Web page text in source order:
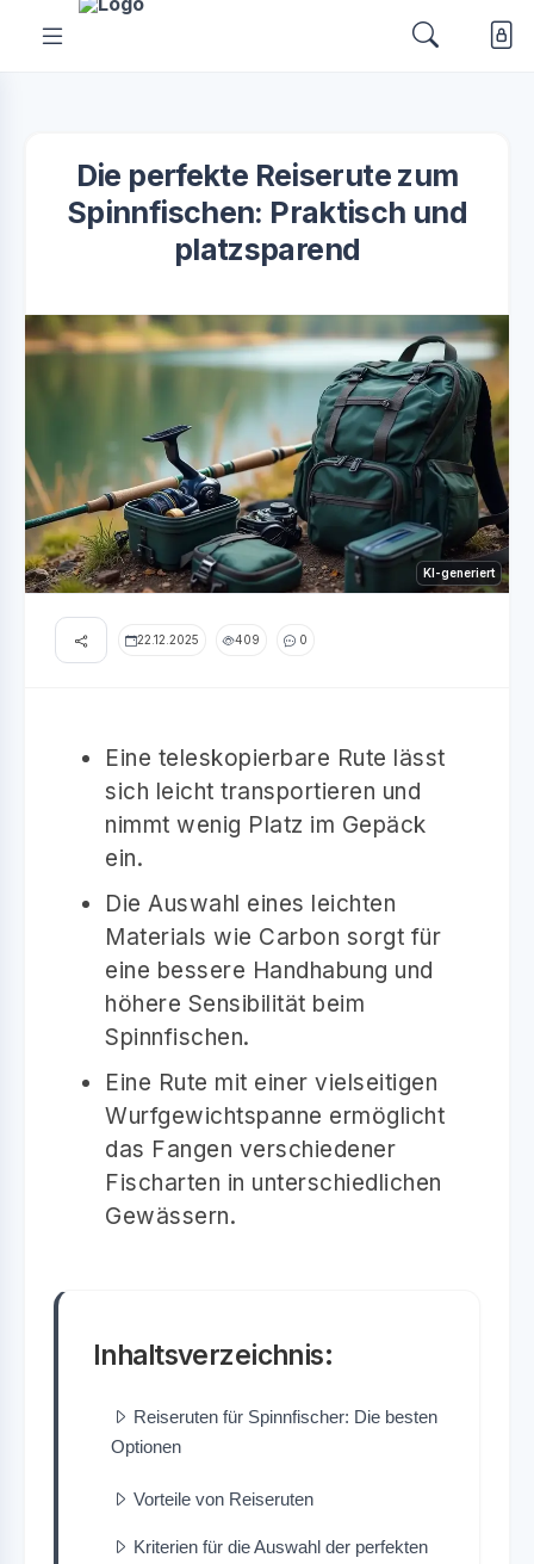
Die perfekte Reiserute zum
Spinnfischen: Praktisch und
platzsparend
KI-generiert
22.12.2025 409 0
Eine teleskopierbare Rute lässt
sich leicht transportieren und
nimmt wenig Platz im Gepäck
ein.
Die Auswahl eines leichten
Materials wie Carbon sorgt für
eine bessere Handhabung und
höhere Sensibilität beim
Spinnfischen.
Eine Rute mit einer vielseitigen
Wurfgewichtspanne ermöglicht
das Fangen verschiedener
Fischarten in unterschiedlichen
Gewässern.
Inhaltsverzeichnis:
Reiseruten für Spinnfischer: Die besten
Optionen
Vorteile von Reiseruten
Kriterien für die Auswahl der perfekten